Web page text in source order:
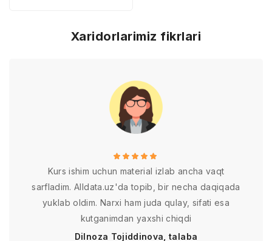
Xaridorlarimiz fikrlari
Kurs ishim uchun material izlab ancha vaqt
sarfladim. Alldata.uz'da topib, bir necha daqiqada
yuklab oldim. Narxi ham juda qulay, sifati esa
kutganimdan yaxshi chiqdi
Dilnoza Tojiddinova, talaba